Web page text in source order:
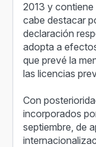
2013 y
cabe destacar
declaración
adopta a
que prevé la
las licencias
Con
incorporados
septiembre, de